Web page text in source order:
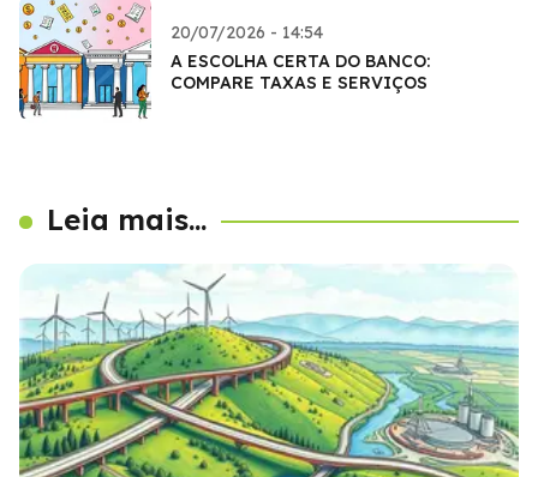
20/07/2026 - 14:54
A ESCOLHA CERTA DO BANCO:
COMPARE TAXAS E SERVIÇOS
Leia mais...